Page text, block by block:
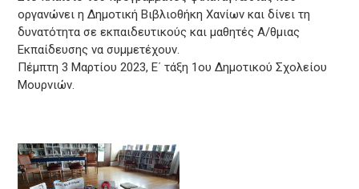
οργανώνει η Δημοτική Βιβλιοθήκη Χανίων και δίνει τη
δυνατότητα σε εκπαιδευτικούς και μαθητές Α/θμιας
Εκπαίδευσης να συμμετέχουν.
Πέμπτη 3 Μαρτίου 2023, Ε΄ τάξη 1ου Δημοτικού Σχολείου
Μουρνιών.